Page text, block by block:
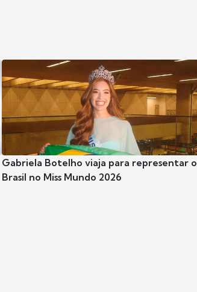
Gabriela Botelho viaja para representar o
Brasil no Miss Mundo 2026